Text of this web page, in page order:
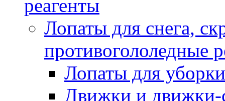
реагенты
Лопаты для снега,
противогололедные
Лопаты для
Движки и движки-